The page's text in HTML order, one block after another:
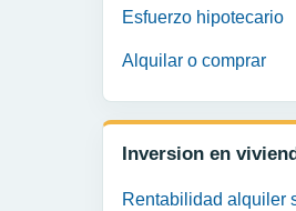
Esfuerzo hipotecario
Alquilar o comprar
Inversion en
Rentabilidad alquiler